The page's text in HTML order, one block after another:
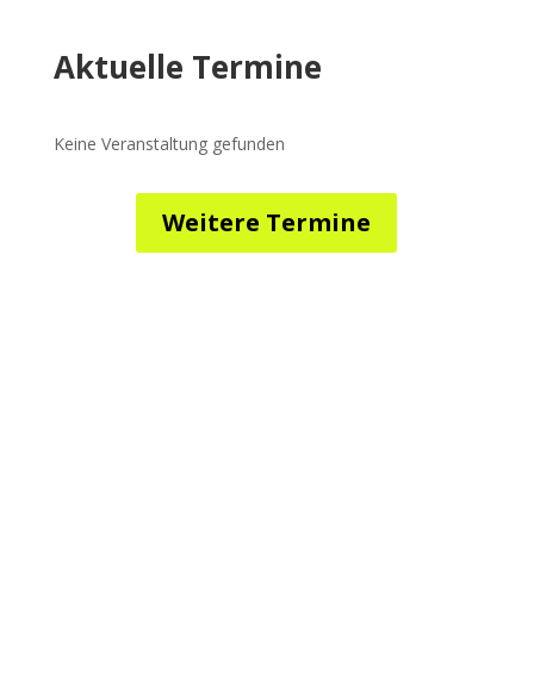
Aktuelle Termine
Keine Veranstaltung gefunden
Weitere Termine